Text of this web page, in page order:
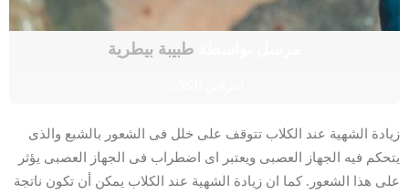
طبيبة بيطرية
زيادة الشهية عند الكلاب تتوقف على خلل فى الشعور بالشبع والذى
يتحكم فيه الجهاز العصبى ويعتبر اى اضطراب فى الجهاز العصبى يؤثر
على هذا الشعور. كما ان زيادة الشهية عند الكلاب يمكن أن تكون ناتجة